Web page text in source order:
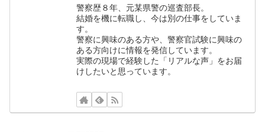
警察歴８年、元某県警の巡査部長。
結婚を機に転職し、今は別の仕事をしていま
す。
警察に興味のある方や、警察官試験に興味の
ある方向けに情報を発信しています。
実際の現場で経験した「リアルな声」をお届
けしたいと思っています。